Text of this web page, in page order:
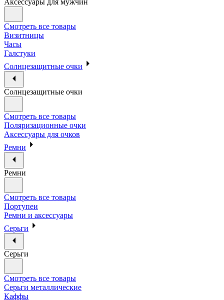
Аксессуары для мужчин
Смотреть все товары
Визитницы
Часы
Галстуки
Солнцезащитные очки
Солнцезащитные очки
Смотреть все товары
Поляризационные очки
Аксессуары для очков
Ремни
Ремни
Смотреть все товары
Портупеи
Ремни и аксессуары
Серьги
Серьги
Смотреть все товары
Серьги металлические
Каффы